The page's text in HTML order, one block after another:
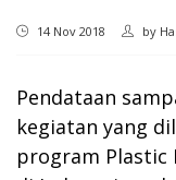
14 Nov 2018 by
Pendataan
kegiatan yang
program Plastic